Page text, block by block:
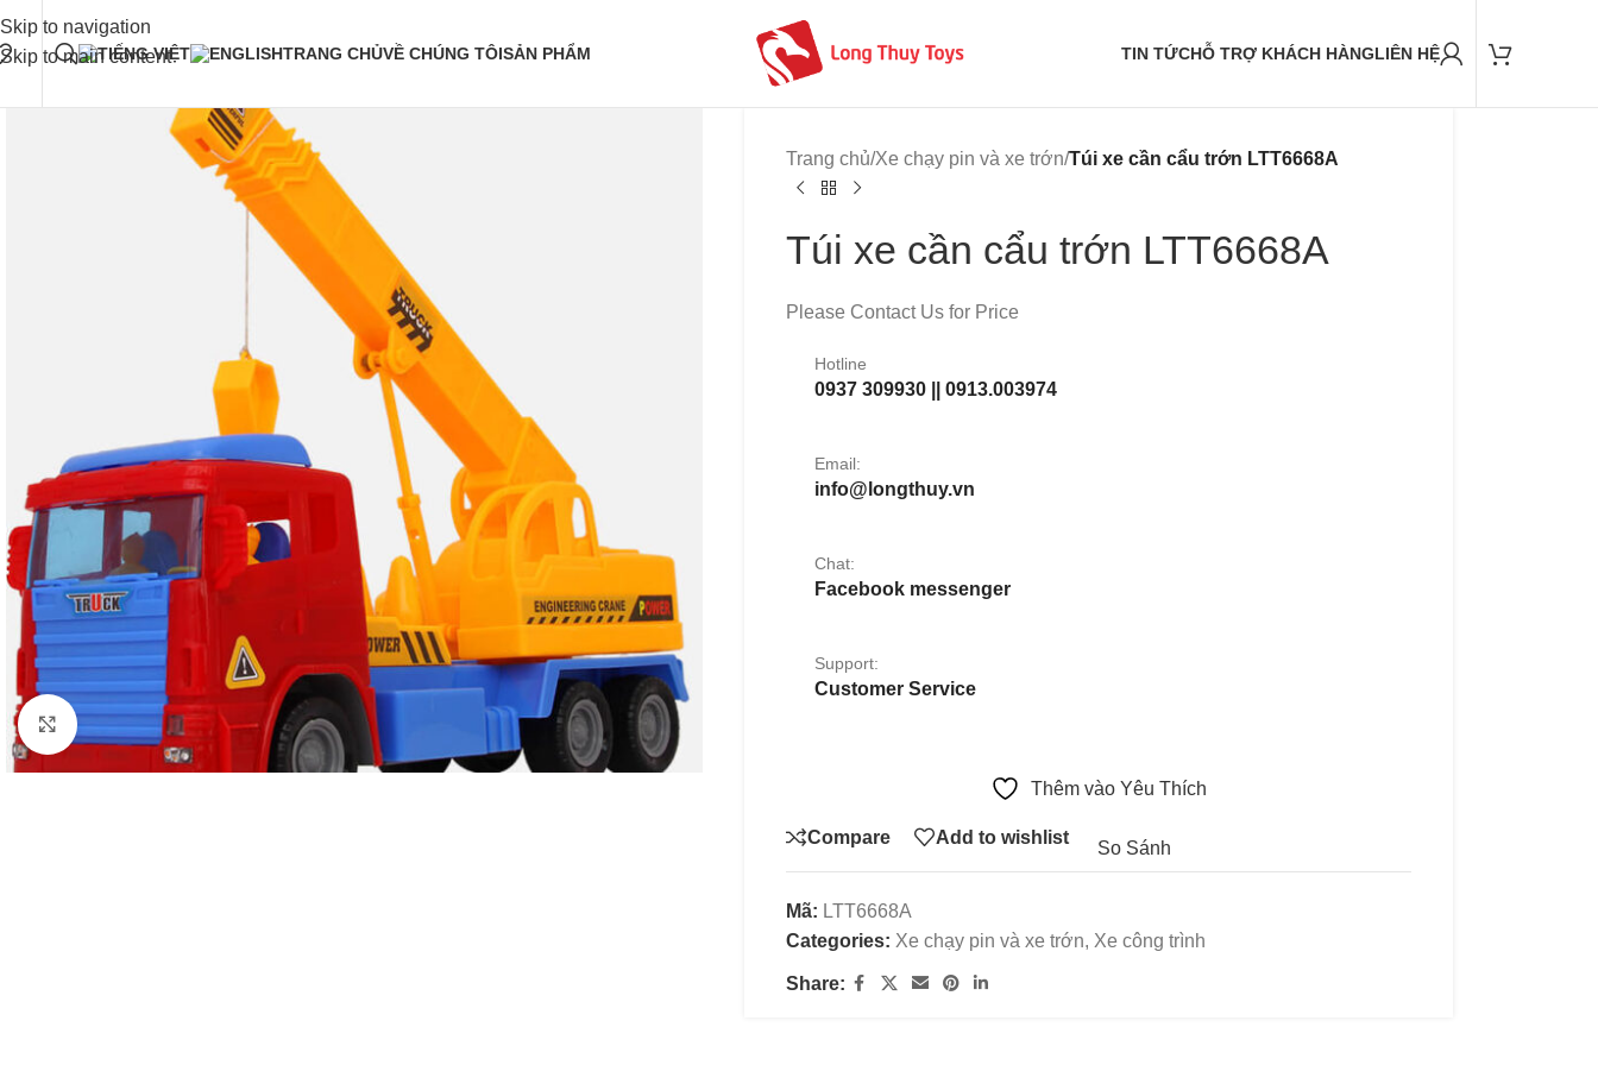
Skip to navigation
Skip to main content
TRANG CHỦVỀ CHÚNG TÔISẢN PHẨM TIN TỨCHỖ TRỢ KHÁCH HÀNGLIÊN HỆ
Click to enlarge
Trang chủ/Xe chạy pin và xe trớn/Túi xe cần cẩu trớn LTT6668A
Túi xe cần cẩu trớn LTT6668A
Please Contact Us for Price
Hotline
0937 309930 || 0913.003974
Email:
info@longthuy.vn
Chat:
Facebook messenger
Support:
Customer Service
Thêm vào Yêu Thích
Compare Add to wishlist
So Sánh
Mã: LTT6668A
Categories: Xe chạy pin và xe trớn, Xe công trình
Share: